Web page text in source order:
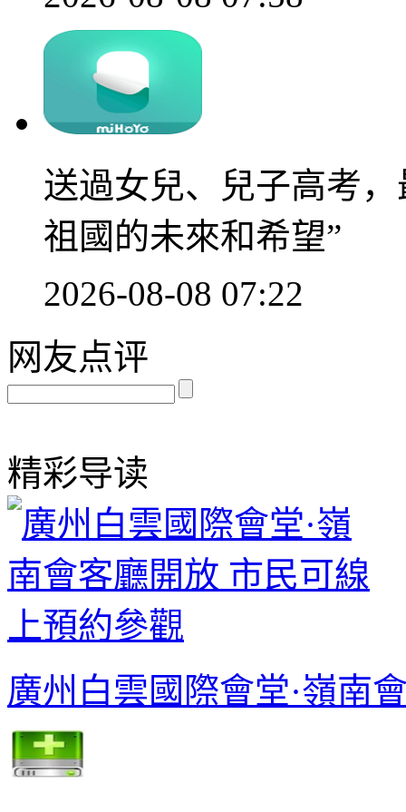
送過女兒、兒子高考
祖國的未來和希望”
2026-08-08 07:22
网友点评
精彩导读
廣州白雲國際會堂·嶺南